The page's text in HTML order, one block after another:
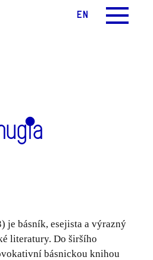
MENU
CS
EN
je básník, esejista a výrazný
literatury. Do širšího
básnickou knihou